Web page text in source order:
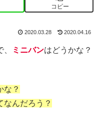
コピー
2020.03.28 2020.04.16
ミニバンはどうかな？
な？
なんだろう？